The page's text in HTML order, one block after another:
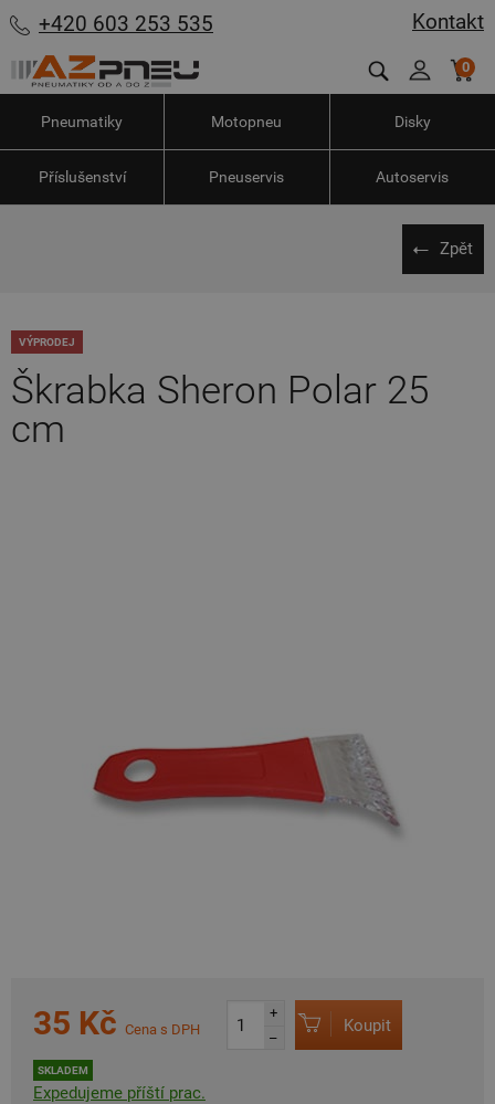
Kontakt
+420 603 253 535
0
Pneumatiky Motopneu Disky
Příslušenství Pneuservis Autoservis
Zpět
VÝPRODEJ
Škrabka Sheron Polar 25
cm
35 Kč Cena s DPH
SKLADEM
Expedujeme příští prac.
+
–
Koupit